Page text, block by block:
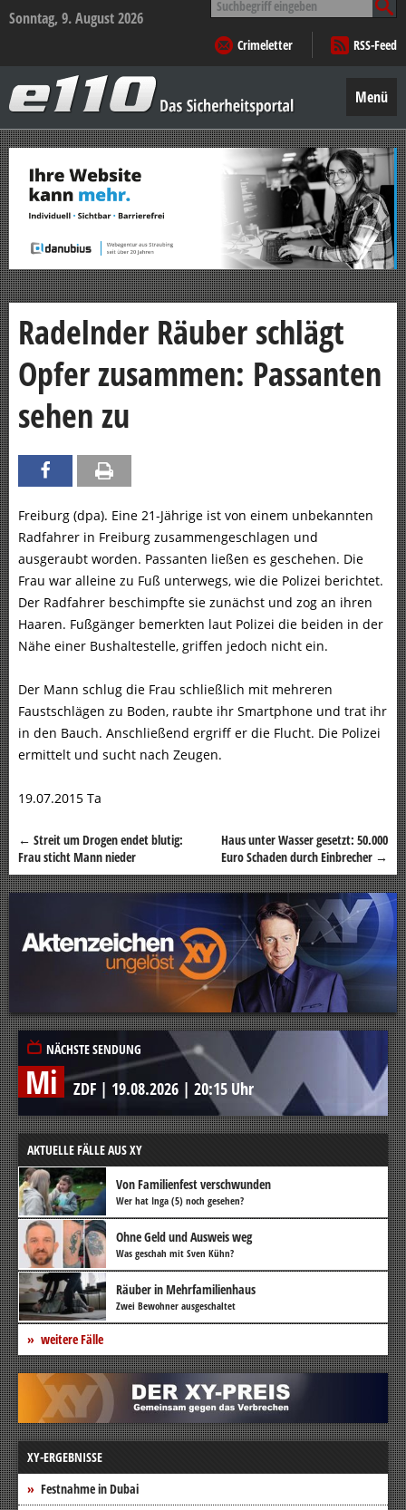
Sonntag, 9. August 2026
nach:
Crimeletter
RSS-Feed
–
Das
Sicherheitsportal
Menü
Zum
Inhalt
springen
Radelnder Räuber schlägt
Opfer zusammen: Passanten
sehen zu
Freiburg (dpa). Eine 21-Jährige ist von einem unbekannten
Radfahrer in Freiburg zusammengeschlagen und
ausgeraubt worden. Passanten ließen es geschehen. Die
Frau war alleine zu Fuß unterwegs, wie die Polizei berichtet.
Der Radfahrer beschimpfte sie zunächst und zog an ihren
Haaren. Fußgänger bemerkten laut Polizei die beiden in der
Nähe einer Bushaltestelle, griffen jedoch nicht ein.
Der Mann schlug die Frau schließlich mit mehreren
Faustschlägen zu Boden, raubte ihr Smartphone und trat ihr
in den Bauch. Anschließend ergriff er die Flucht. Die Polizei
ermittelt und sucht nach Zeugen.
19.07.2015 Ta
Beitragsnavigation
← Streit um Drogen endet blutig:
Frau sticht Mann nieder
Haus unter Wasser gesetzt: 50.000
Euro Schaden durch Einbrecher →
NÄCHSTE SENDUNG
Mi ZDF | 19.08.2026 | 20:15 Uhr
AKTUELLE FÄLLE AUS XY
Von Familienfest verschwunden
Wer hat Inga (5) noch gesehen?
Ohne Geld und Ausweis weg
Was geschah mit Sven Kühn?
Räuber in Mehrfamilienhaus
Zwei Bewohner ausgeschaltet
weitere Fälle
XY-ERGEBNISSE
Festnahme in Dubai